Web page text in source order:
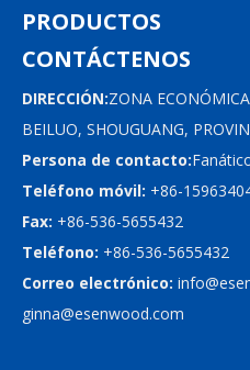
PRODUCTOS
CONTÁCTENOS
DIRECCIÓN:ZONA
BEILUO, SHOUGUANG,
Persona de contacto:
Teléfono móvil: +86-
Fax: +86-536-5655432
Teléfono: +86-536-5655432
Correo electrónico:
ginna@esenwood.com